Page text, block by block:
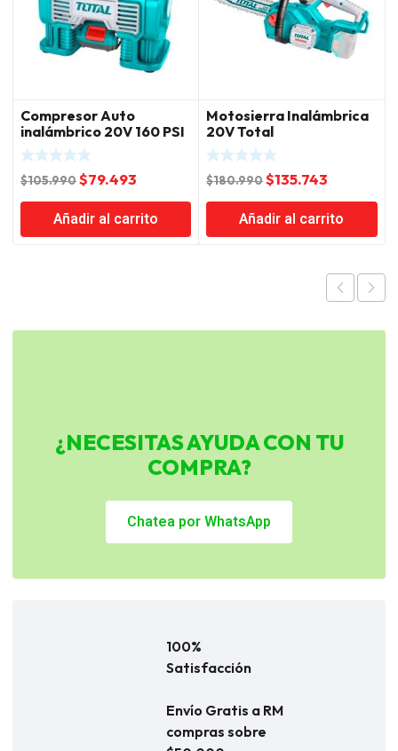
Compresor Auto
inalámbrico 20V 160 PSI
Litio Ion Total
$105.990El
precio
original
era:
$79.493
precio
actual
es:
Añadir al carrito
Motosierra Inalámbrica
20V Total
$180.990El
precio
original
era:
$135.743
precio
actual
es:
Añadir al carrito
¿NECESITAS AYUDA CON TU
COMPRA?
Chatea por WhatsApp
100%
Satisfacción
Envío Gratis a RM
compras sobre